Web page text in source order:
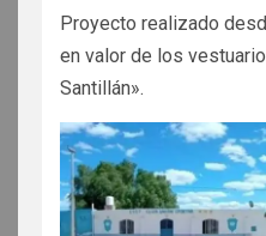
Proyecto realizado
en valor de los
Santillán».